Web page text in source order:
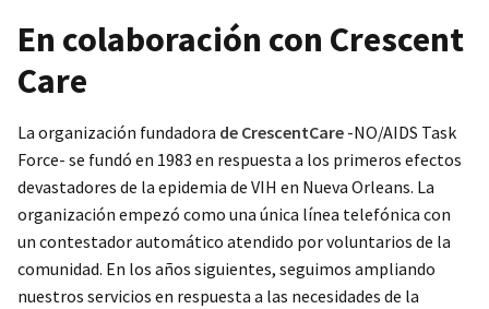
En colaboración con Crescent
Care
La organización fundadora de CrescentCare -NO/AIDS Task
Force- se fundó en 1983 en respuesta a los primeros efectos
devastadores de la epidemia de VIH en Nueva Orleans. La
organización empezó como una única línea telefónica con
un contestador automático atendido por voluntarios de la
comunidad. En los años siguientes, seguimos ampliando
nuestros servicios en respuesta a las necesidades de la